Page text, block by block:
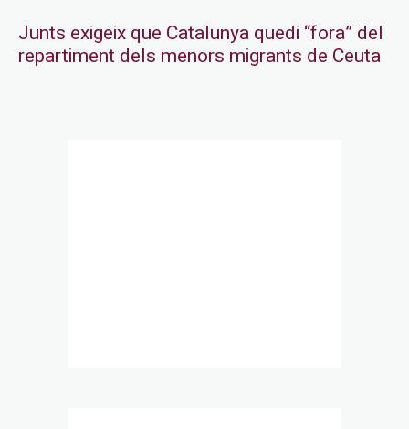
Junts exigeix que Catalunya quedi “fora” del
repartiment dels menors migrants de Ceuta